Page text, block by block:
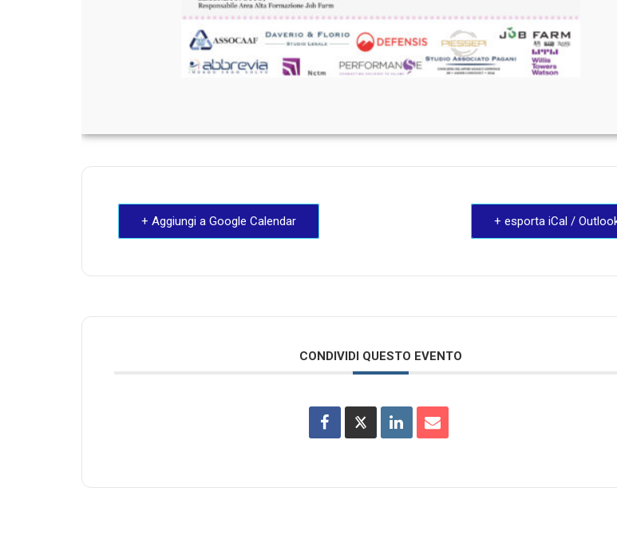
+ Aggiungi a Google Calendar + esporta iCal /
CONDIVIDI QUESTO EVENTO